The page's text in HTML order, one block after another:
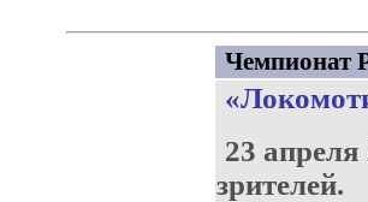
Чемпионат
23 апреля
зрителей.